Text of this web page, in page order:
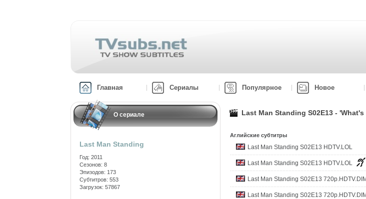
Главная Сериалы Популярное Новое
О сериале
Last Man Standing
Год: 2011
Сезонов: 8
Эпизодов: 173
Субтитров: 553
Загрузок: 57867
Last Man Standing S02E13 - 'What's
Аглийские субтитры
Last Man Standing S02E13 HDTV.LOL
Last Man Standing S02E13 HDTV.LOL
Last Man Standing S02E13
Last Man Standing S02E13